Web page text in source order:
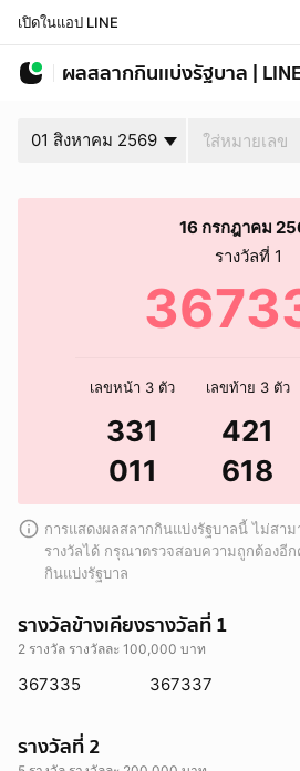
เปิดในแอป LINE
ผลสลากกินเเบ่งรัฐบาล |
01 สิงหาคม 2569
16 กรกฎาคม
รางวัลที่ 1
เลขหน้า 3 ตัว
331
011
เลขท้าย 3 ตัว
421
618
การแสดงผลสลากกินแบ่งรัฐบาลนี้ ไม่สาม
รางวัลได้ กรุณาตรวจสอบความถูกต้องอี
กินแบ่งรัฐบาล
รางวัลข้างเคียงรางวัลที่ 1
2 รางวัล รางวัลละ 100,000 บาท
367335 367337
รางวัลที่ 2